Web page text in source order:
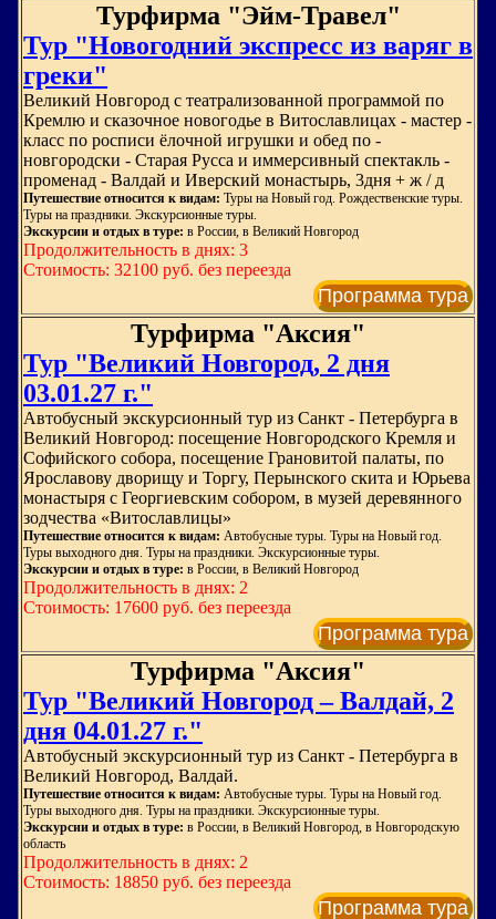
Турфирма "Эйм-Травел"
Тур "Новогодний экспресс из варяг в
греки"
Великий Новгород с театрализованной программой по
Кремлю и сказочное новогодье в Витославлицах - мастер -
класс по росписи ёлочной игрушки и обед по -
новгородски - Старая Русса и иммерсивный спектакль -
променад - Валдай и Иверский монастырь, 3дня + ж / д
Путешествие относится к видам: Туры на Новый год. Рождественские туры.
Туры на праздники. Экскурсионные туры.
Экскурсии и отдых в туре: в России, в Великий Новгород
Продолжительность в днях: 3
Стоимость: 32100 руб. без переезда
Программа тура
Турфирма "Аксия"
Тур "Великий Новгород, 2 дня
03.01.27 г."
Автобусный экскурсионный тур из Санкт - Петербурга в
Великий Новгород: посещение Новгородского Кремля и
Софийского собора, посещение Грановитой палаты, по
Ярославову дворищу и Торгу, Перынского скита и Юрьева
монастыря с Георгиевским собором, в музей деревянного
зодчества «Витославлицы»
Путешествие относится к видам: Автобусные туры. Туры на Новый год.
Туры выходного дня. Туры на праздники. Экскурсионные туры.
Экскурсии и отдых в туре: в России, в Великий Новгород
Продолжительность в днях: 2
Стоимость: 17600 руб. без переезда
Программа тура
Турфирма "Аксия"
Тур "Великий Новгород – Валдай, 2
дня 04.01.27 г."
Автобусный экскурсионный тур из Санкт - Петербурга в
Великий Новгород, Валдай.
Путешествие относится к видам: Автобусные туры. Туры на Новый год.
Туры выходного дня. Туры на праздники. Экскурсионные туры.
Экскурсии и отдых в туре: в России, в Великий Новгород, в Новгородскую
область
Продолжительность в днях: 2
Стоимость: 18850 руб. без переезда
Программа тура